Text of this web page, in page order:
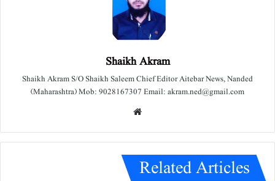
Shaikh Akram
Shaikh Akram S/O Shaikh Saleem Chief Editor Aitebar News, Nanded
(Maharashtra) Mob: 9028167307 Email: akram.ned@gmail.com
e
Related Articles